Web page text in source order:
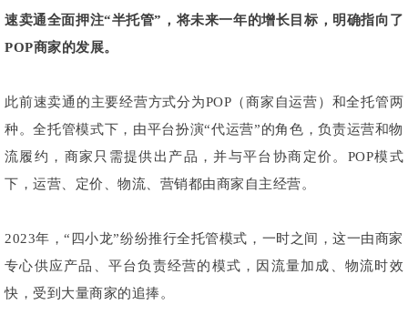
速卖通全面押注“半托管”，将未来一年的增长目标，明确指向了
POP商家的发展。
此前速卖通的主要经营方式分为POP（商家自运营）和全托管两
种。全托管模式下，由平台扮演“代运营”的角色，负责运营和物
流履约，商家只需提供出产品，并与平台协商定价。POP模式
下，运营、定价、物流、营销都由商家自主经营。
2023年，“四小龙”纷纷推行全托管模式，一时之间，这一由商家
专心供应产品、平台负责经营的模式，因流量加成、物流时效
快，受到大量商家的追捧。